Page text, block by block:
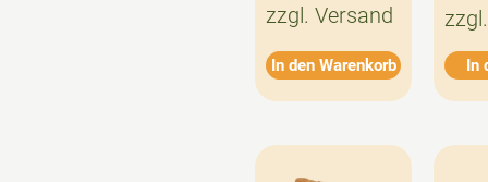
zzgl. Versand
In den Warenkorb In